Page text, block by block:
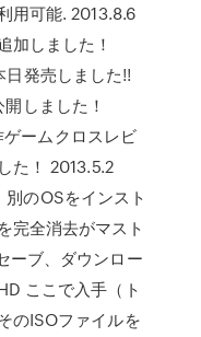
用可能. 2013.8.6
加しました！
発売しました!!
しました！
ームクロスレビ
た！ 2013.5.2
のOSをインスト
完全消去がマスト
ーブ、ダウンロー
ここで入手（ト
のISOファイルを